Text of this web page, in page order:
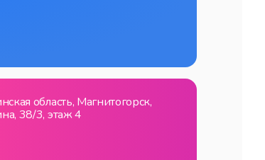
область, Магнитогорск,
38/3, этаж 4